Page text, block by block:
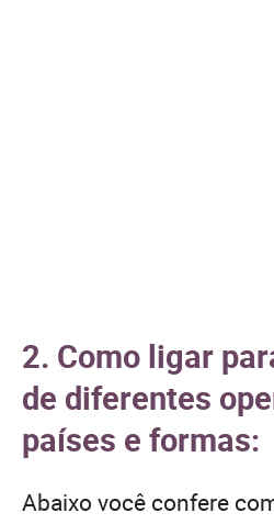
2. Como ligar
de diferentes
países e formas:
Abaixo você confere